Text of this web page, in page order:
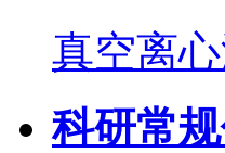
真空离
科研常